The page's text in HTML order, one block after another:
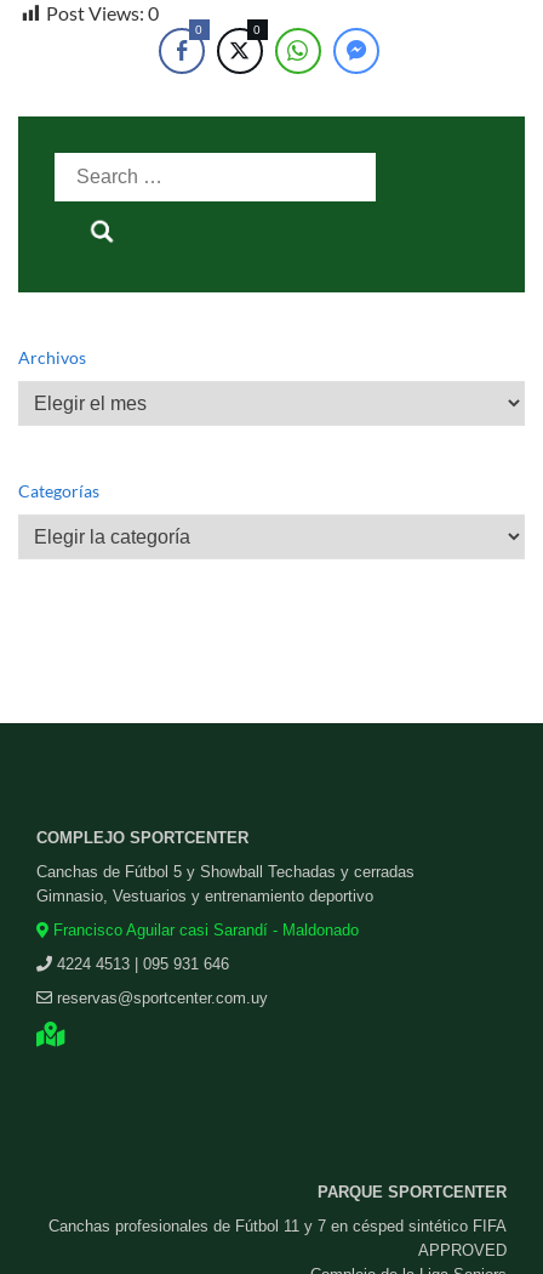
Post Views: 0
0 0
Search
Archivos
Archivos
Categorías
Categorías
COMPLEJO SPORTCENTER
Canchas de Fútbol 5 y Showball Techadas y cerradas
Gimnasio, Vestuarios y entrenamiento deportivo
Francisco Aguilar casi Sarandí - Maldonado
4224 4513 | 095 931 646
reservas@sportcenter.com.uy
PARQUE SPORTCENTER
Canchas profesionales de Fútbol 11 y 7 en césped sintético FIFA
APPROVED